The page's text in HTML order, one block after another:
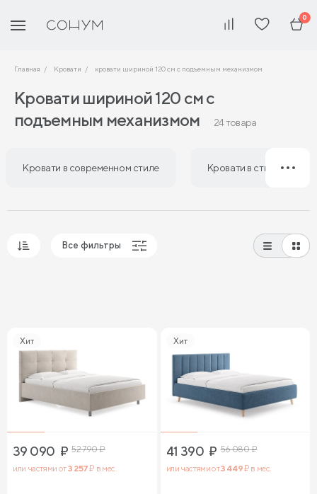
0
Главная Кровати кровати шириной 120 см с подъемным механизмом
Кровати шириной 120 см с
подъемным механизмом
24 товара
Кровати в современном стиле Кровати в стиле лофт
Все фильтры
Хит
39 090 ₽ 52 790₽
или частями от3 257₽ в мес.
Хит
41 390 ₽ 56 080₽
или частями от3 449₽ в мес.